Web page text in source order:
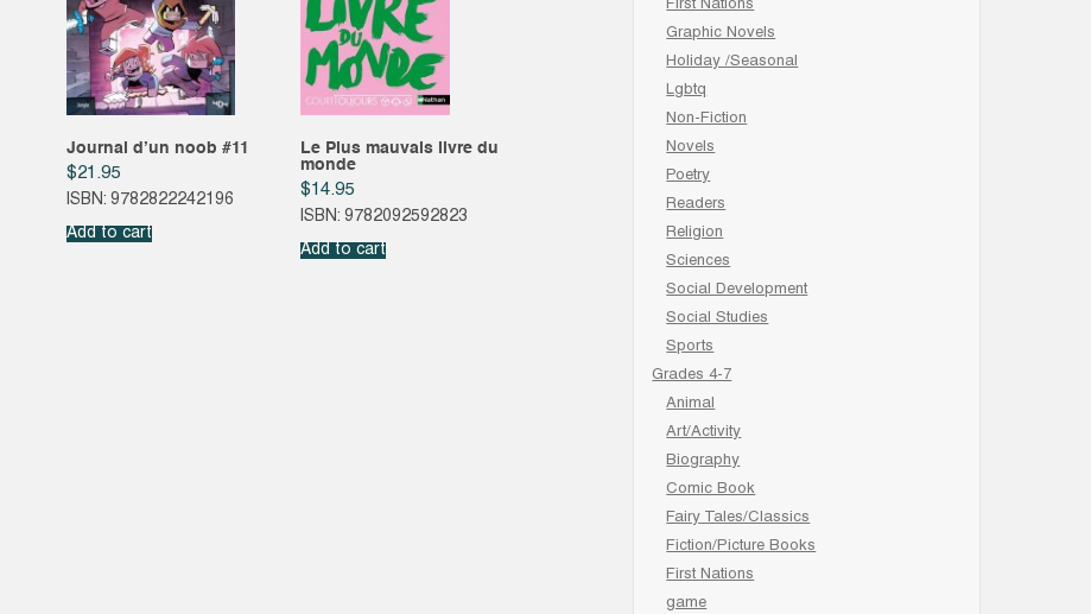
Journal d’un noob #11
$21.95
ISBN: 9782822242196
Add to cart
Le Plus mauvais livre du
monde
$14.95
ISBN: 9782092592823
Add to cart
First Nations
Graphic Novels
Holiday /Seasonal
Lgbtq
Non-Fiction
Novels
Poetry
Readers
Religion
Sciences
Social Development
Social Studies
Sports
Grades 4-7
Animal
Art/Activity
Biography
Comic Book
Fairy Tales/Classics
Fiction/Picture Books
First Nations
game